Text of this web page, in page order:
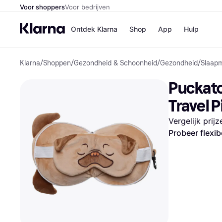
Voor shoppersVoor bedrijven
Ontdek Klarna Shop
Winkels
Bol
H&M
App Hulp
Klarna/Shoppen/Gezondheid & Schoonheid/Gezondheid/
Travel
Vergelijk
Probeer